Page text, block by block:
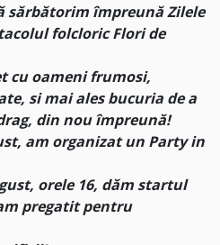
sărbătorim împreună Zilele
folcloric Flori de
cu oameni frumosi,
si mai ales bucuria de a
din nou împreună!
am organizat un Party in
orele 16, dăm startul
pregatit pentru